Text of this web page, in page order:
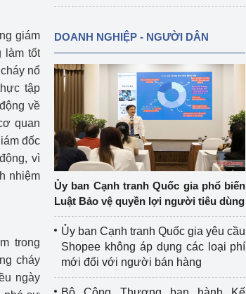
giám
làm tốt
nổ
tập
về
quan
đốc
vì
nhiệm
trong
cháy
ngày
DOANH NGHIỆP - NGƯỜI DÂN
Ủy ban Cạnh tranh Quốc gia phổ biến
Luật Bảo vệ quyền lợi người tiêu dùng
Ủy ban Cạnh tranh Quốc gia yêu cầu
Shopee không áp dụng các loại phí
mới đối với người bán hàng